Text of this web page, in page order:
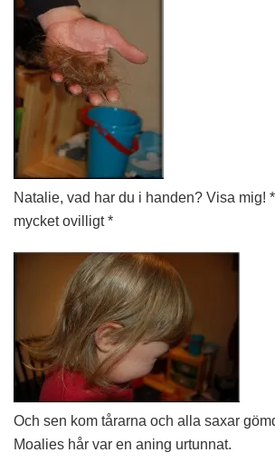
Natalie, vad har du i handen? Visa mig!
mycket ovilligt *
Och sen kom tårarna och alla saxar
Moalies hår var en aning urtunnat.